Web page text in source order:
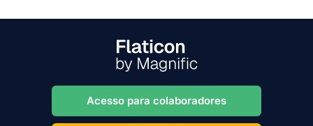
Acesso para colaboradores